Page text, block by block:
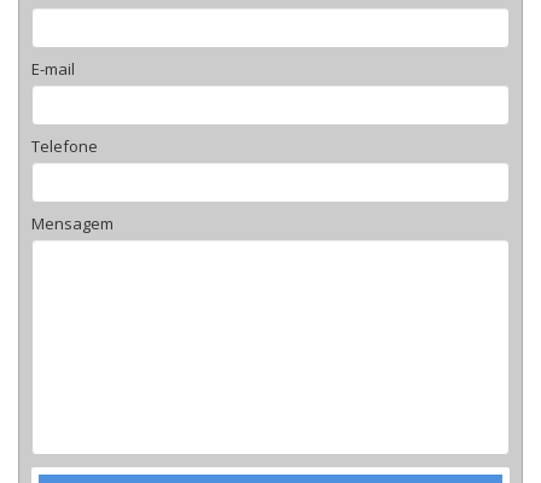
E-mail
Telefone
Mensagem